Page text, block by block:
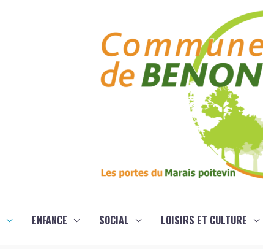
ENFANCE SOCIAL LOISIRS ET CULTURE